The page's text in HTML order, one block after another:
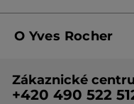
Zásady ochrany
Ceník produktů
O Yves Rocher
Botanická expertiza
Zákaznické
+420 490 522